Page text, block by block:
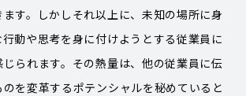
す。しかしそれ以上に、未知の場所に身
動や思考を身に付けようとする従業員に
られます。その熱量は、他の従業員に伝
を変革するポテンシャルを秘めていると